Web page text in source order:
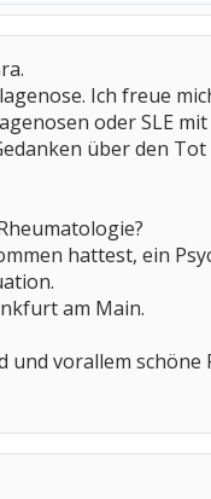
Ich freue
oder SLE
über den
hattest, ein
am Main.
und vorallem schöne